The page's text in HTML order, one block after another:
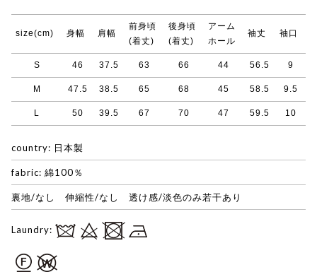
size(cm) 身幅 肩幅
前身頃
(着丈)
後身頃
(着丈)
アーム
ホール
袖丈 袖口
S 46 37.5 63 66 44 56.5 9
M 47.5 38.5 65 68 45 58.5 9.5
L 50 39.5 67 70 47 59.5 10
country: 日本製
fabric: 綿100％
裏地/なし 伸縮性/なし 透け感/淡色のみ若干あり
Laundry: